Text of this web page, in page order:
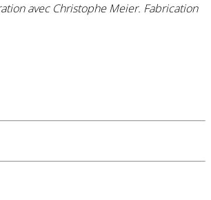
avec Christophe Meier. Fabrication